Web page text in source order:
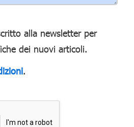
alla newsletter per
dei nuovi articoli.
.